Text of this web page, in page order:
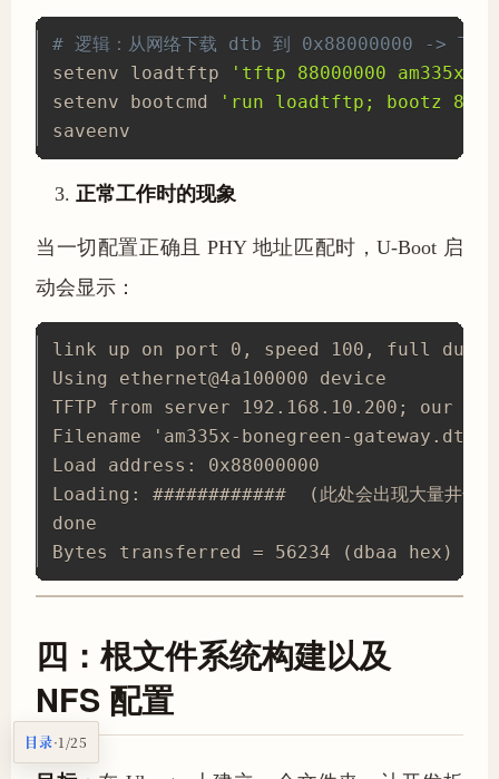
# 逻辑：从网络下载 dtb 到 0x88000000 -> 下
setenv loadtftp
'tftp 88000000 am335x-
setenv bootcmd
'run loadtftp; bootz
saveenv
正常工作时的现象
当一切配置正确且 PHY 地址匹配时，U-Boot 启
动会显示：
link up on port 0, speed 100, full
Using ethernet@4a100000 device
TFTP from server 192.168.10.200; our
Filename 'am335x-bonegreen-gateway.dtb'.
Load address: 0x88000000
Loading: ############  (此处会出现大量井号，
done
Bytes transferred = 56234 (dbaa hex)
四：根文件系统构建以及
NFS 配置
目录·1/25